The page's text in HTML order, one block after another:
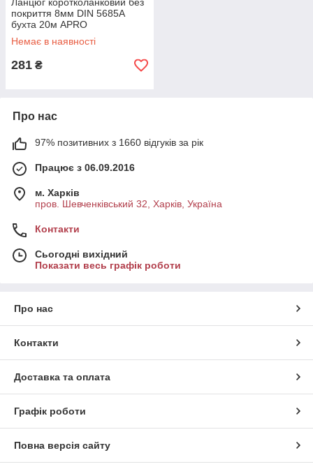
покриття 8мм DIN 5685А
бухта 20м APRO
Немає в наявності
281 ₴
Про нас
97% позитивних з 1660 відгуків за рік
Працює з 06.09.2016
м. Харків
пров. Шевченківський 32, Харків, Україна
Контакти
Сьогодні вихідний
Показати весь графік роботи
Про нас
Контакти
Доставка та оплата
Графік роботи
Повна версія сайту